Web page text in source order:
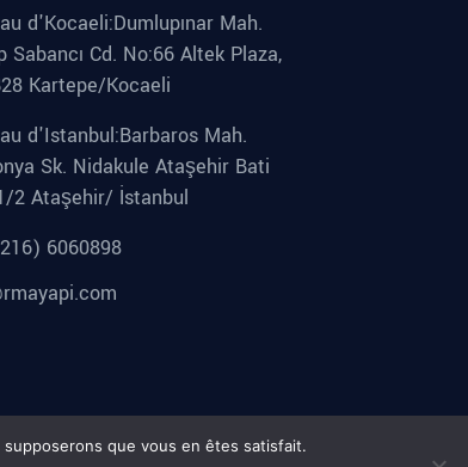
d'Kocaeli:Dumlupınar Mah.
Sabancı Cd. No:66 Altek Plaza,
Kartepe/Kocaeli
d'Istanbul:Barbaros Mah.
Sk. Nidakule Ataşehir Bati
2 Ataşehir/ İstanbul
6060898
que vous en êtes satisfait.